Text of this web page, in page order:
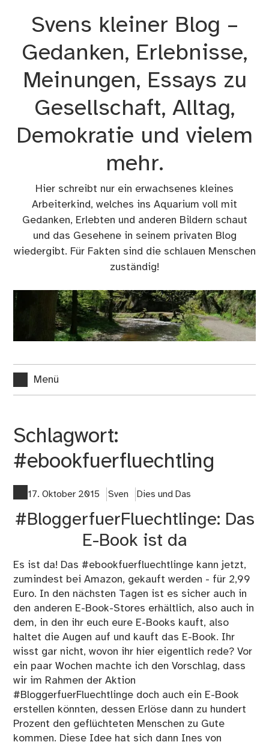
Svens kleiner Blog –
Gedanken, Erlebnisse,
Meinungen, Essays zu
Gesellschaft, Alltag,
Demokratie und vielem
mehr.
Hier schreibt nur ein erwachsenes kleines
Arbeiterkind, welches ins Aquarium voll mit
Gedanken, Erlebten und anderen Bildern schaut
und das Gesehene in seinem privaten Blog
wiedergibt. Für Fakten sind die schlauen Menschen
zuständig!
Menü
Schlagwort:
#ebookfuerfluechtling
17. Oktober 2015 Sven Dies und Das
#BloggerfuerFluechtlinge: Das
E-Book ist da
Es ist da! Das #ebookfuerfluechtlinge kann jetzt,
zumindest bei Amazon, gekauft werden - für 2,99
Euro. In den nächsten Tagen ist es sicher auch in
den anderen E-Book-Stores erhältlich, also auch in
dem, in den ihr euch eure E-Books kauft, also
haltet die Augen auf und kauft das E-Book. Ihr
wisst gar nicht, wovon ihr hier eigentlich rede? Vor
ein paar Wochen machte ich den Vorschlag, dass
wir im Rahmen der Aktion
#BloggerfuerFluechtlinge doch auch ein E-Book
erstellen könnten, dessen Erlöse dann zu hundert
Prozent den geflüchteten Menschen zu Gute
kommen. Diese Idee hat sich dann Ines von